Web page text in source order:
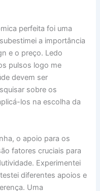
perfeita foi uma
a importância
e o preço. Ledo
pulsos logo me
devem ser
sobre os
los na escolha da
o apoio para os
fatores cruciais para
Experimentei
diferentes apoios e
Uma